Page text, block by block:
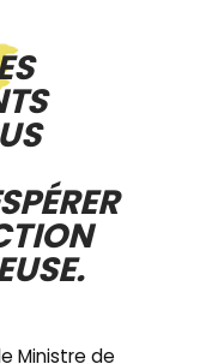
Ministre de